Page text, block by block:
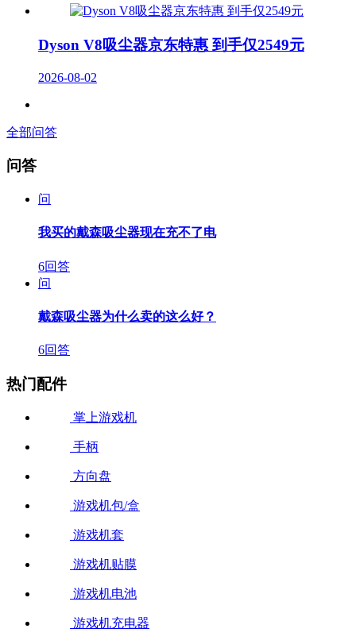
Dyson V8吸尘器京东特惠 到手仅2549元
2026-08-02
全部问答
问答
问
我买的戴森吸尘器现在充不了电
6回答
问
戴森吸尘器为什么卖的这么好？
6回答
热门配件
掌上游戏机
手柄
方向盘
游戏机包/盒
游戏机套
游戏机贴膜
游戏机电池
游戏机充电器